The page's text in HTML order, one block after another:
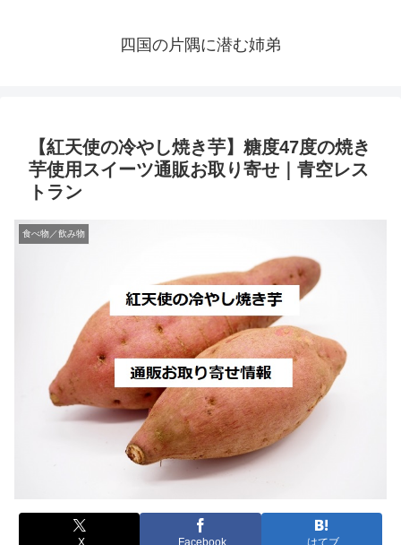
四国の片隅に潜む姉弟
【紅天使の冷やし焼き芋】糖度47度の焼き
芋使用スイーツ通販お取り寄せ｜青空レス
トラン
食べ物／飲み物